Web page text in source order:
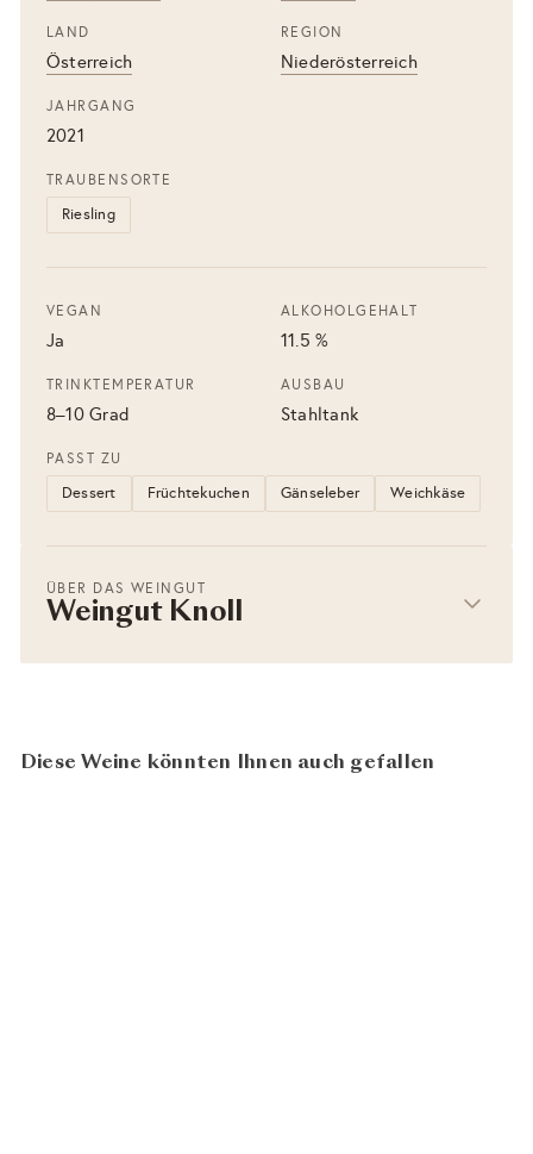
LAND
Österreich
REGION
Niederösterreich
JAHRGANG
2021
TRAUBENSORTE
Riesling
VEGAN
Ja
ALKOHOLGEHALT
11.5 %
TRINKTEMPERATUR
8–10 Grad
AUSBAU
Stahltank
PASST ZU
Dessert Früchtekuchen Gänseleber Weichkäse
ÜBER DAS WEINGUT
Weingut Knoll
Diese Weine könnten Ihnen auch gefallen